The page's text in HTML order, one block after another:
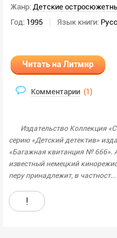
Жанр: Детские
Год: 1995 Язык книги:
Читать на Литмир
Комментарии (1)
Издательство Коллекция
серию «Детский детектив»
«Багажная квитанция №
известный немецкий
перу принадлежит, в частност...
!